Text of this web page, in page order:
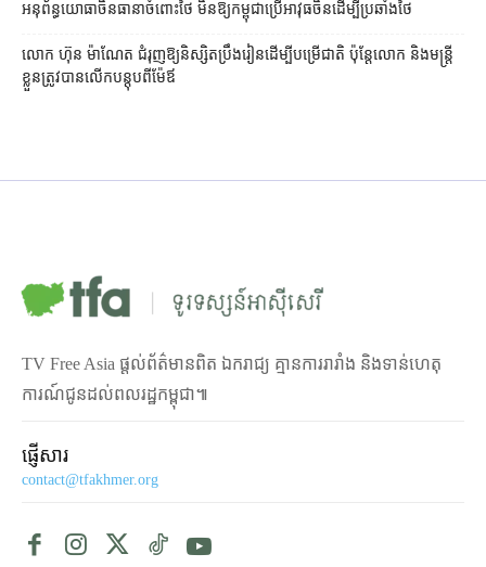
អនុព័ន្ធយោធា​ចិន​ធានា​ចំពោះ​ថៃ មិន​ឱ្យ​កម្ពុជា​ប្រើ​អាវុធ​ចិន​ដើម្បី​ប្រឆាំង​ថៃ ​
លោក ហ៊ុន ម៉ាណែត ជំរុញ​ឱ្យ​និស្សិត​ប្រឹងរៀន​ដើម្បី​បម្រើ​ជាតិ ប៉ុន្តែ​លោក និង​មន្ត្រី​​
ខ្លួន​ត្រូវ​បាន​លើក​បន្តុប​ពី​ម៉ែឪ
TV Free Asia ផ្ដល់ព័ត៌មានពិត ឯករាជ្យ គ្មានការរារាំង និងទាន់ហេតុ
ការណ៍ជូនដល់ពលរដ្ឋកម្ពុជា៕
ផ្ញើសារ
contact@tfakhmer.org